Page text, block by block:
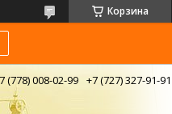
Корзина
(778) 008-02-99 +7 (727) 327-91-91